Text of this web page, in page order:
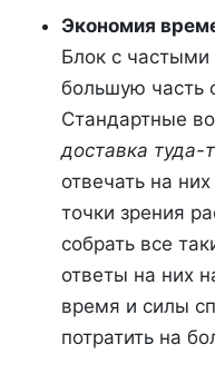
Экономия
Блок с
большую часть
Стандартные
доставка туда-
отвечать на
точки зрения
собрать все
ответы на них
время и силы
потратить на